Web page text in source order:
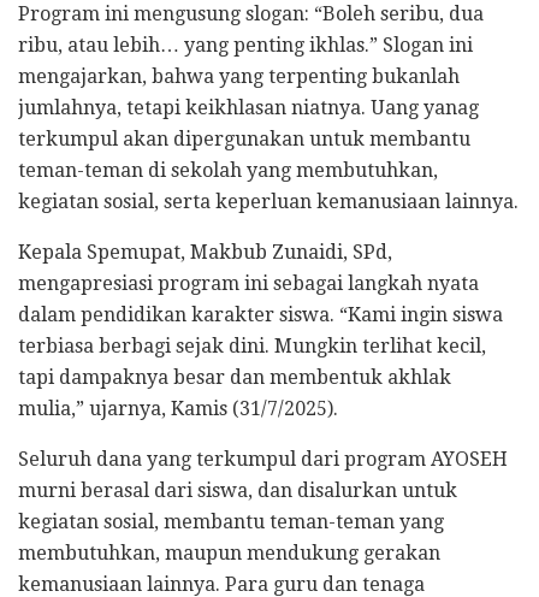
Program ini mengusung slogan: “Boleh seribu, dua
ribu, atau lebih… yang penting ikhlas.” Slogan ini
mengajarkan, bahwa yang terpenting bukanlah
jumlahnya, tetapi keikhlasan niatnya. Uang yanag
terkumpul akan dipergunakan untuk membantu
teman-teman di sekolah yang membutuhkan,
kegiatan sosial, serta keperluan kemanusiaan lainnya.
Kepala Spemupat, Makbub Zunaidi, SPd,
mengapresiasi program ini sebagai langkah nyata
dalam pendidikan karakter siswa. “Kami ingin siswa
terbiasa berbagi sejak dini. Mungkin terlihat kecil,
tapi dampaknya besar dan membentuk akhlak
mulia,” ujarnya, Kamis (31/7/2025).
Seluruh dana yang terkumpul dari program AYOSEH
murni berasal dari siswa, dan disalurkan untuk
kegiatan sosial, membantu teman-teman yang
membutuhkan, maupun mendukung gerakan
kemanusiaan lainnya. Para guru dan tenaga